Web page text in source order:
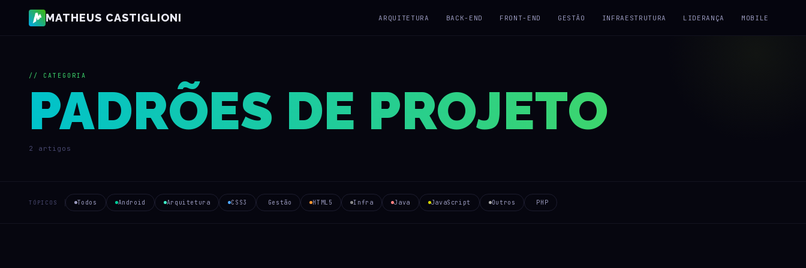
MATHEUS CASTIGLIONI ARQUITETURA BACK-END FRONT-END GESTÃO INFRAESTRUTURA LIDERANÇA MOBILE
// CATEGORIA
PADRÕES DE PROJETO
2 artigos
TÓPICOS Todos Android Arquitetura CSS3 Gestão HTML5 Infra Java JavaScript Outros PHP